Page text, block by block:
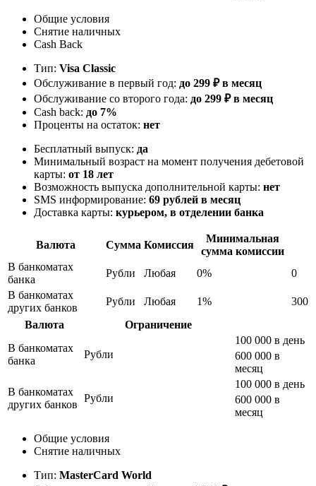
Общие условия
Снятие наличных
Cash Back
Тип: Visa Classic
Обслуживание в первый год: до 299 ₽ в месяц
Обслуживание со второго года: до 299 ₽ в месяц
Cash back: до 7%
Проценты на остаток: нет
Бесплатный выпуск: да
Минимальный возраст на момент получения дебетовой
карты: от 18 лет
Возможность выпуска дополнительной карты: нет
SMS информирование: 69 рублей в месяц
Доставка карты: курьером, в отделении банка
Валюта Сумма Комиссия
Минимальная
сумма комиссии
В банкоматах
банка
Рубли Любая 0%
0
В банкоматах
других банков
Рубли Любая 1%
300
Валюта
Ограничение
В банкоматах
банка
Рубли
100 000 в день
600 000 в
месяц
В банкоматах
других банков
Рубли
100 000 в день
600 000 в
месяц
Общие условия
Снятие наличных
Тип: MasterСard World